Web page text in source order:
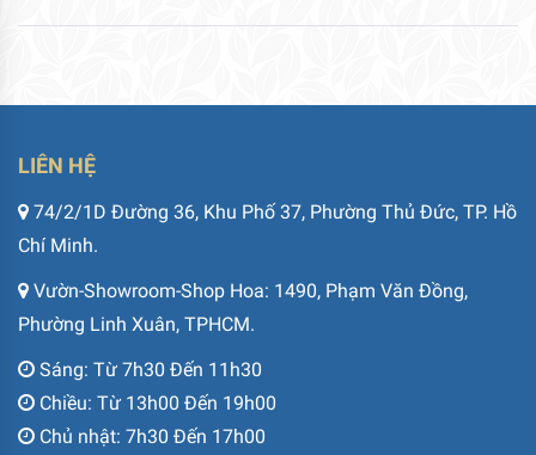
LIÊN HỆ
74/2/1D Đường 36, Khu Phố 37, Phường Thủ Đức, TP. Hồ
Chí Minh.
Vườn-Showroom-Shop Hoa: 1490, Phạm Văn Đồng,
Phường Linh Xuân, TPHCM.
Sáng: Từ 7h30 Đến 11h30
Chiều: Từ 13h00 Đến 19h00
Chủ nhật: 7h30 Đến 17h00